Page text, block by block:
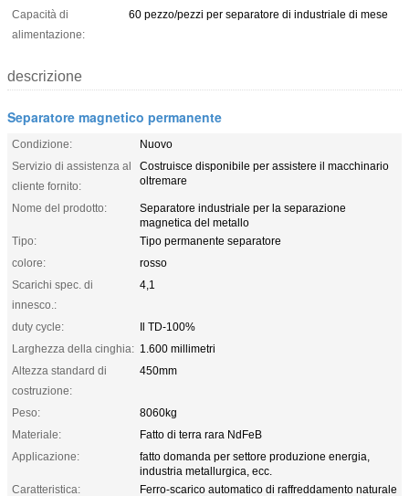
Capacità di
alimentazione:
60 pezzo/pezzi per separatore di industriale di mese
descrizione
Separatore magnetico permanente
Condizione:
Nuovo
Servizio di assistenza al
cliente fornito:
Costruisce disponibile per assistere il macchinario
oltremare
Nome del prodotto:
Separatore industriale per la separazione
magnetica del metallo
Tipo:
Tipo permanente separatore
colore:
rosso
Scarichi spec. di
innesco.:
4,1
duty cycle:
Il TD-100%
Larghezza della cinghia: 1.600 millimetri
Altezza standard di
costruzione:
450mm
Peso:
8060kg
Materiale:
Fatto di terra rara NdFeB
Applicazione:
fatto domanda per settore produzione energia,
industria metallurgica, ecc.
Caratteristica:
Ferro-scarico automatico di raffreddamento naturale